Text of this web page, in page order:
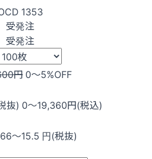
1353
受発注
受発注
円 0〜5%OFF
抜) 0〜19,360円(税込)
〜15.5 円(税抜)